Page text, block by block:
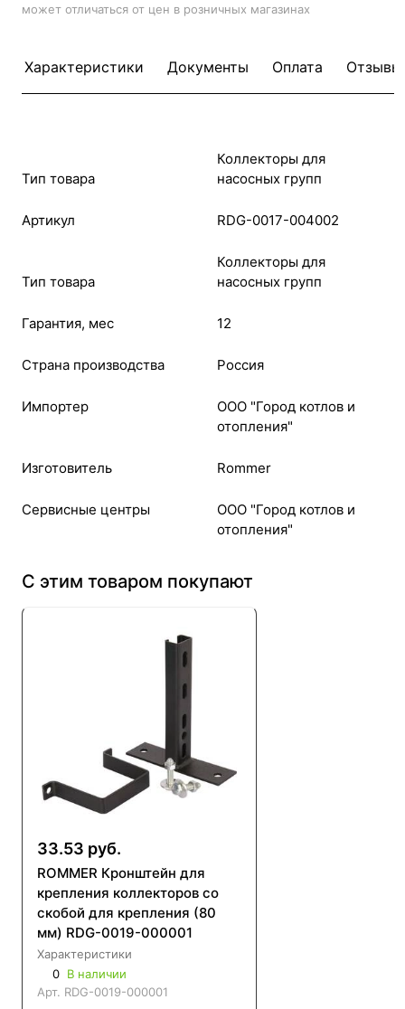
может отличаться от цен в розничных магазинах
Характеристики Документы Оплата Отзывы
Тип товара
Коллекторы для
насосных групп
Артикул RDG-0017-004002
Тип товара
Коллекторы для
насосных групп
Гарантия, мес 12
Страна производства Россия
Импортер
ООО "Город котлов и
отопления"
Изготовитель Rommer
Cервисные центры
ООО "Город котлов и
отопления"
С этим товаром покупают
33.53 руб.
ROMMER Кронштейн для
крепления коллекторов со
скобой для крепления (80
мм) RDG-0019-000001
Характеристики
0 В наличии
Арт. RDG-0019-000001